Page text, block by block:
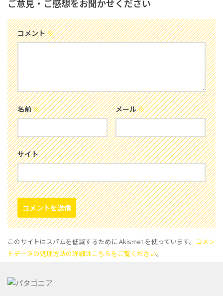
ご意見・ご感想をお聞かせください
コメント※
名前※ メール※
サイト
このサイトはスパムを低減するために Akismet を使っています。 コメン
トデータの処理方法の詳細はこちらをご覧ください。